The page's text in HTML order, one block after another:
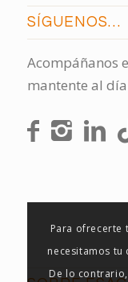
SÍGUENOS…
Acompáñanos
mantente al
Para ofrecerte
necesitamos tu
De lo